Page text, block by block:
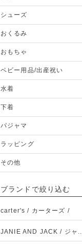
シューズ
おくるみ
おもちゃ
ベビー用品/出産祝い
水着
下着
パジャマ
ラッピング
その他
ブランドで絞り込む
carter's / カーターズ /
JANIE AND JACK / ジャ...